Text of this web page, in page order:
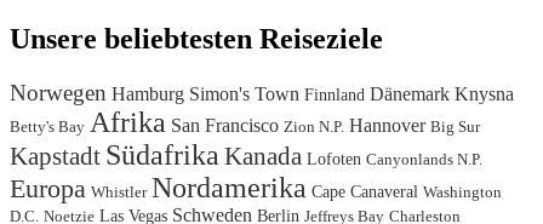
Unsere beliebtesten Reiseziele
Norwegen Hamburg Simon's Town Finnland Dänemark Knysna
Betty's Bay Afrika San Francisco Zion N.P. Hannover Big Sur
Kapstadt Südafrika Kanada Lofoten Canyonlands N.P.
Europa Whistler Nordamerika Cape Canaveral Washington
D.C. Noetzie Las Vegas Schweden Berlin Jeffreys Bay Charleston